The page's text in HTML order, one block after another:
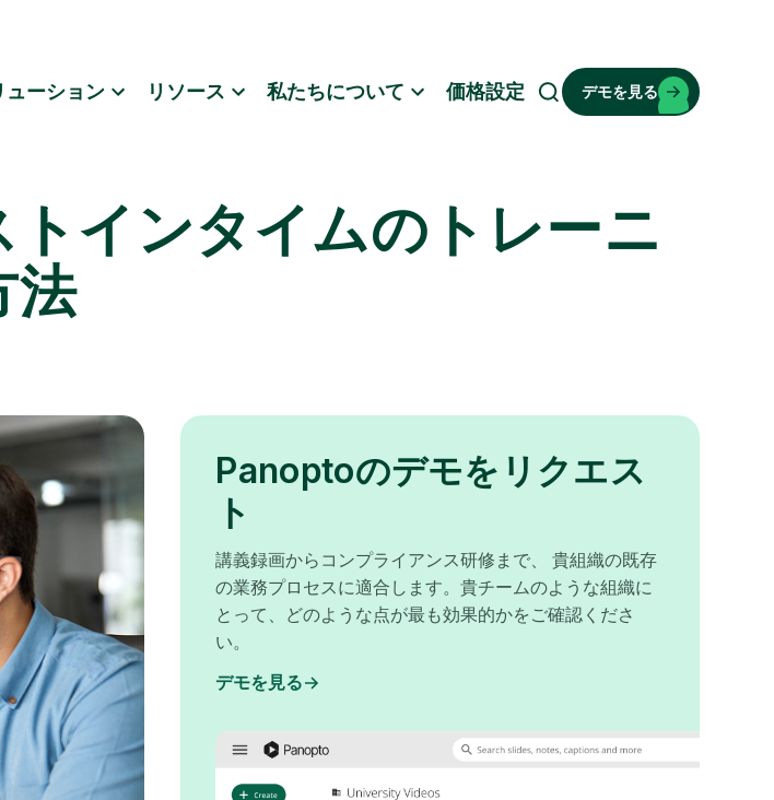
ューション リソース 私たちについて 価格設定
検
デモを見る
インタイムのトレーニ
法
Panoptoのデモをリクエス
ト
講義録画からコンプライアンス研修まで、 貴組織の既存
の業務プロセスに適合します。貴チームのような組織に
とって、どのような点が最も効果的かをご確認くださ
い。
デモを見る